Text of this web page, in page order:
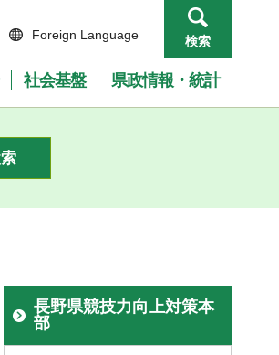
Foreign Language 検索
社会基盤 県政情報・統計
長野県競技力向上対策本
部